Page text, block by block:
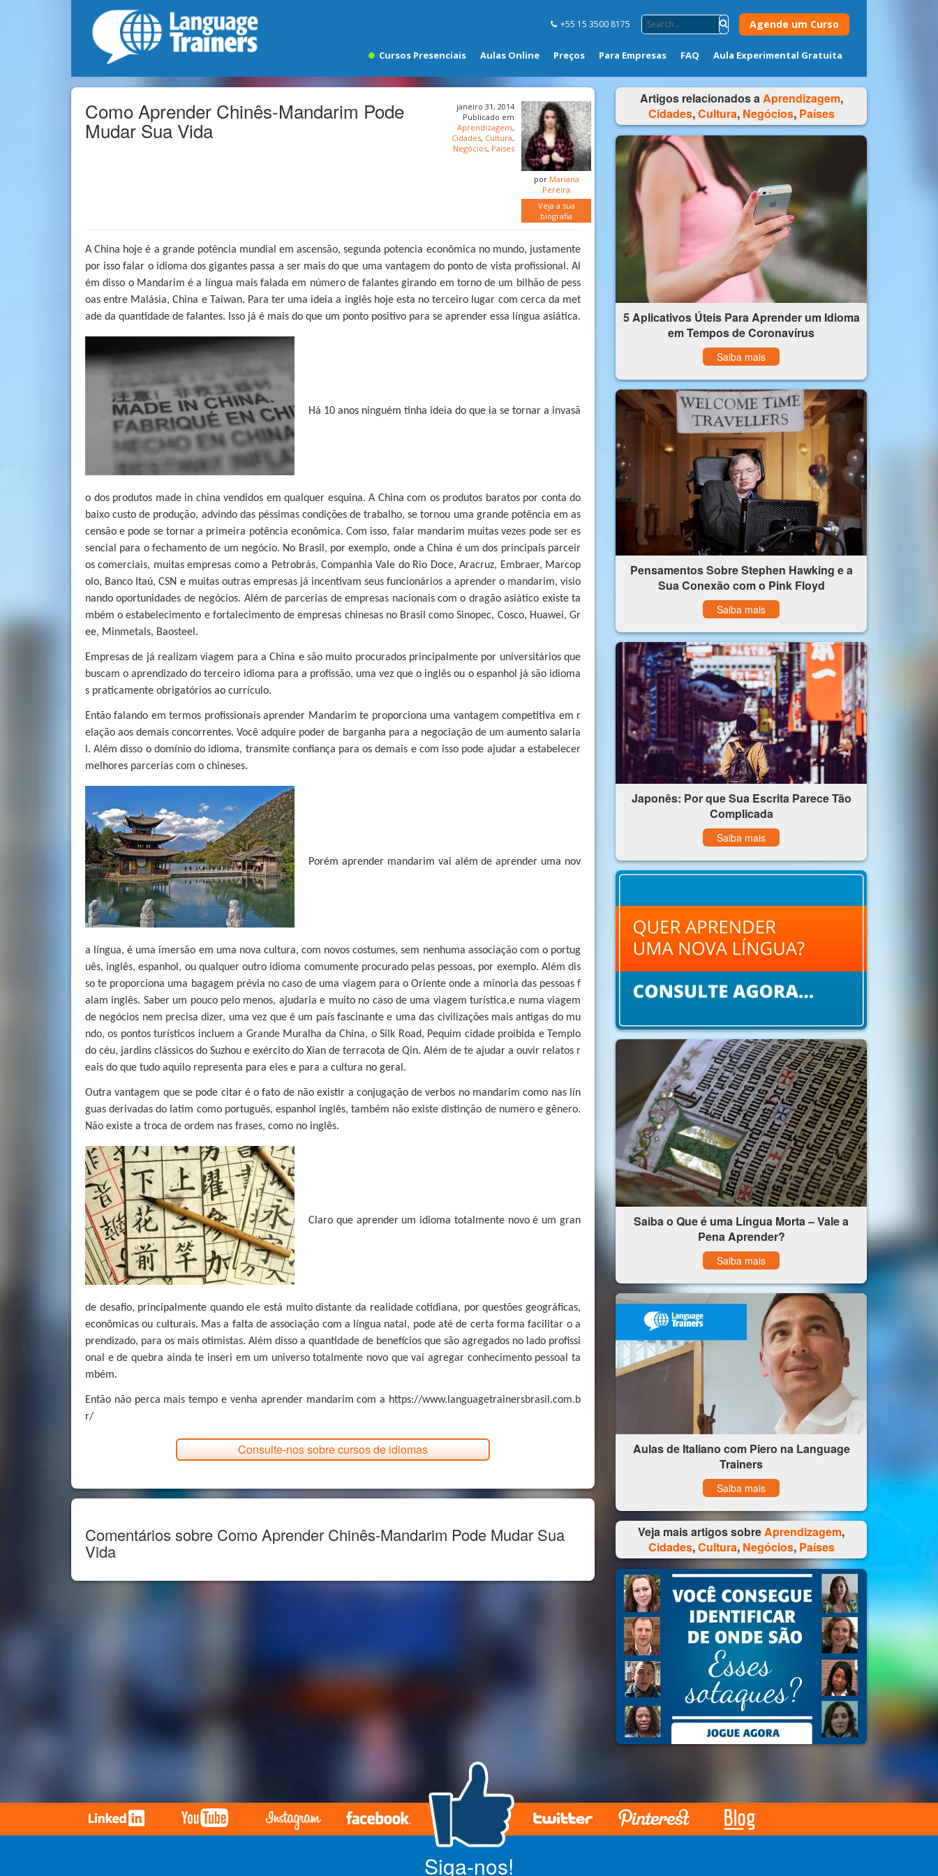
+55 15 3500 8175 Agende um Curso
Cursos Presenciais Aulas Online Preços Para Empresas FAQ Aula Experimental Gratuita
Como Aprender Chinês-Mandarim Pode
Mudar Sua Vida
por Mariana
Pereira
Veja a sua
biografia
janeiro 31, 2014
Publicado em
Aprendizagem,
Cidades, Cultura,
Negócios, Países
A China hoje é a grande potência mundial em ascensão, segunda potencia econômica no mundo, justamente
por isso falar o idioma dos gigantes passa a ser mais do que uma vantagem do ponto de vista profissional. Al
ém disso o Mandarim é a língua mais falada em número de falantes girando em torno de um bilhão de pess
oas entre Malásia, China e Taiwan. Para ter uma ideia a inglês hoje esta no terceiro lugar com cerca da met
ade da quantidade de falantes. Isso já é mais do que um ponto positivo para se aprender essa língua asiática.
Há 10 anos ninguém tinha ideia do que ia se tornar a invasã
o dos produtos made in china vendidos em qualquer esquina. A China com os produtos baratos por conta do
baixo custo de produção, advindo das péssimas condições de trabalho, se tornou uma grande potência em as
censão e pode se tornar a primeira potência econômica. Com isso, falar mandarim muitas vezes pode ser es
sencial para o fechamento de um negócio. No Brasil, por exemplo, onde a China é um dos principais parceir
os comerciais, muitas empresas como a Petrobrás, Companhia Vale do Rio Doce, Aracruz, Embraer, Marcop
olo, Banco Itaú, CSN e muitas outras empresas já incentivam seus funcionários a aprender o mandarim, visio
nando oportunidades de negócios. Além de parcerias de empresas nacionais com o dragão asiático existe ta
mbém o estabelecimento e fortalecimento de empresas chinesas no Brasil como Sinopec, Cosco, Huawei, Gr
ee, Minmetals, Baosteel.
Empresas de já realizam viagem para a China e são muito procurados principalmente por universitários que
buscam o aprendizado do terceiro idioma para a profissão, uma vez que o inglês ou o espanhol já são idioma
s praticamente obrigatórios ao currículo.
Então falando em termos profissionais aprender Mandarim te proporciona uma vantagem competitiva em r
elação aos demais concorrentes. Você adquire poder de barganha para a negociação de um aumento salaria
l. Além disso o domínio do idioma, transmite confiança para os demais e com isso pode ajudar a estabelecer
melhores parcerias com o chineses.
Porém aprender mandarim vai além de aprender uma nov
a língua, é uma imersão em uma nova cultura, com novos costumes, sem nenhuma associação com o portug
uês, inglês, espanhol, ou qualquer outro idioma comumente procurado pelas pessoas, por exemplo. Além dis
so te proporciona uma bagagem prévia no caso de uma viagem para o Oriente onde a minoria das pessoas f
alam inglês. Saber um pouco pelo menos, ajudaria e muito no caso de uma viagem turística,e numa viagem
de negócios nem precisa dizer, uma vez que é um país fascinante e uma das civilizações mais antigas do mu
ndo, os pontos turísticos incluem a Grande Muralha da China, o Silk Road, Pequim cidade proibida e Templo
do céu, jardins clássicos do Suzhou e exército do Xian de terracota de Qin. Além de te ajudar a ouvir relatos r
eais do que tudo aquilo representa para eles e para a cultura no geral.
Outra vantagem que se pode citar é o fato de não existir a conjugação de verbos no mandarim como nas lín
guas derivadas do latim como português, espanhol inglês, também não existe distinção de numero e gênero.
Não existe a troca de ordem nas frases, como no inglês.
Claro que aprender um idioma totalmente novo é um gran
de desafio, principalmente quando ele está muito distante da realidade cotidiana, por questões geográficas,
econômicas ou culturais. Mas a falta de associação com a língua natal, pode até de certa forma facilitar o a
prendizado, para os mais otimistas. Além disso a quantidade de benefícios que são agregados no lado profissi
onal e de quebra ainda te inseri em um universo totalmente novo que vai agregar conhecimento pessoal ta
mbém.
Então não perca mais tempo e venha aprender mandarim com a https://www.languagetrainersbrasil.com.b
r/
Consulte-nos sobre cursos de idiomas
Comentários sobre Como Aprender Chinês-Mandarim Pode Mudar Sua
Vida
Artigos relacionados aAprendizagem,
Cidades,Cultura, Negócios, Países
5 Aplicativos Úteis Para Aprender um Idioma
em Tempos de Coronavírus
Saiba mais
Pensamentos Sobre Stephen Hawking e a
Sua Conexão com o Pink Floyd
Saiba mais
Japonês: Por que Sua Escrita Parece Tão
Complicada
Saiba mais
Saiba o Que é uma Língua Morta – Vale a
Pena Aprender?
Saiba mais
Aulas de Italiano com Piero na Language
Trainers
Saiba mais
Veja mais artigos sobreAprendizagem,
Cidades,Cultura, Negócios, Países
Siga-nos!